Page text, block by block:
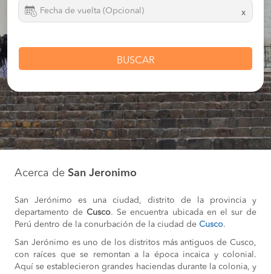
x
BUSCAR
Acerca de San Jeronimo
San Jerónimo es una ciudad, distrito de la provincia y
departamento deCusco. Se encuentra ubicada en el sur de
Perú dentro de la conurbación de la ciudad de Cusco.
San Jerónimo es uno de los distritos más antiguos de Cusco,
con raíces que se remontan a la época incaica y colonial.
Aquí se establecieron grandes haciendas durante la colonia, y